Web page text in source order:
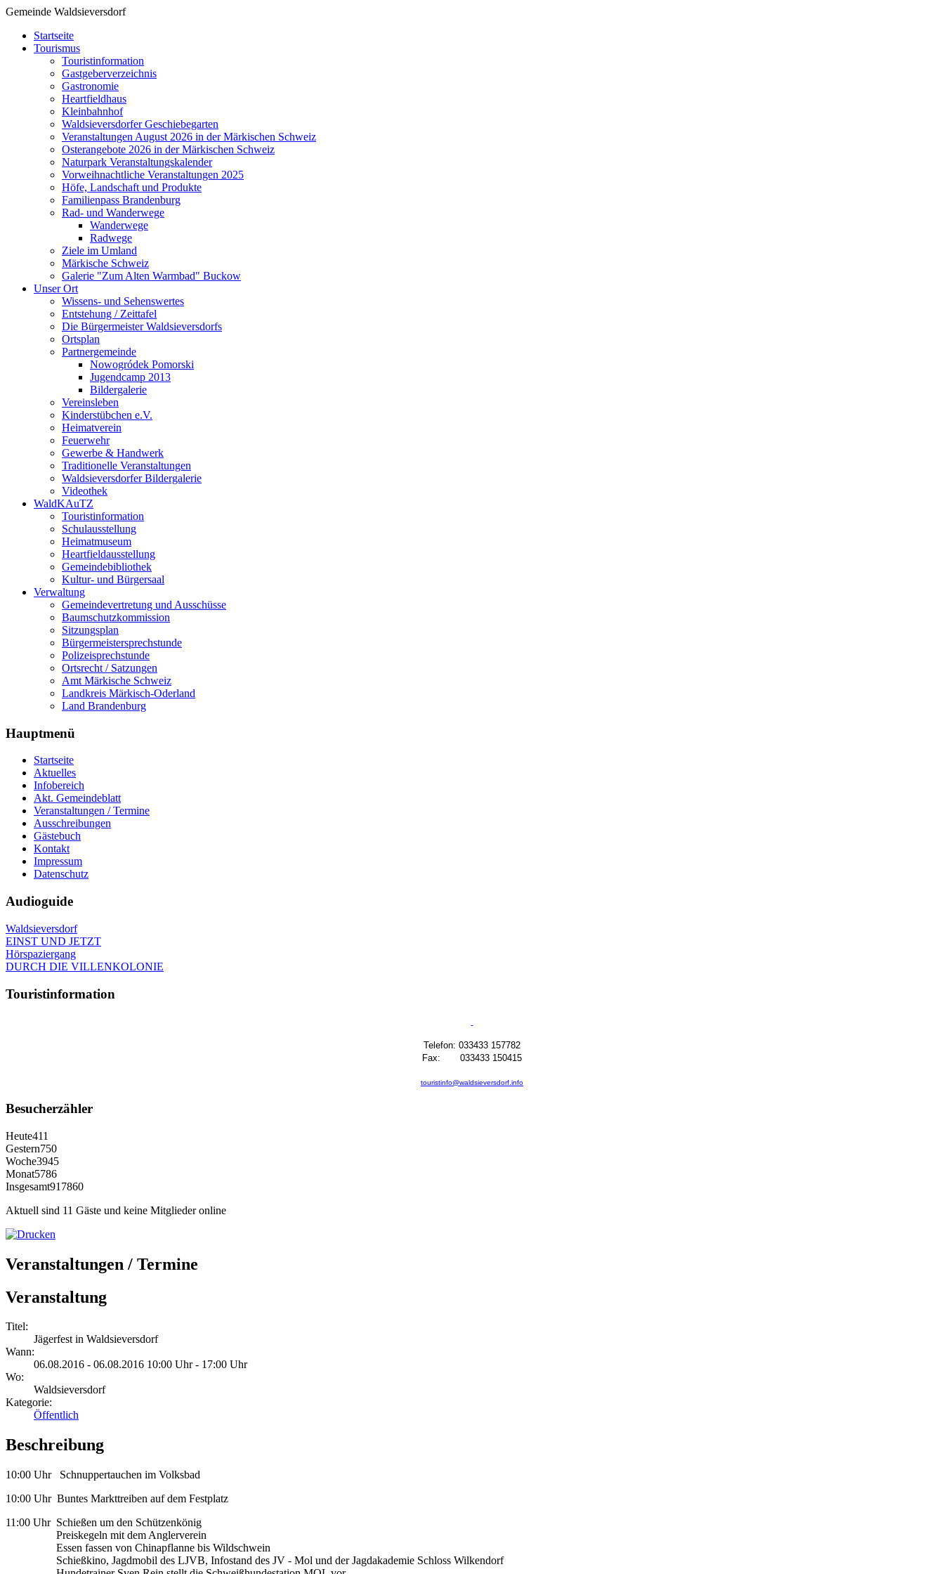
Gemeinde Waldsieversdorf
Startseite
Tourismus
Touristinformation
Gastgeberverzeichnis
Gastronomie
Heartfieldhaus
Kleinbahnhof
Waldsieversdorfer Geschiebegarten
Veranstaltungen August 2026 in der Märkischen Schweiz
Osterangebote 2026 in der Märkischen Schweiz
Naturpark Veranstaltungskalender
Vorweihnachtliche Veranstaltungen 2025
Höfe, Landschaft und Produkte
Familienpass Brandenburg
Rad- und Wanderwege
Wanderwege
Radwege
Ziele im Umland
Märkische Schweiz
Galerie "Zum Alten Warmbad" Buckow
Unser Ort
Wissens- und Sehenswertes
Entstehung / Zeittafel
Die Bürgermeister Waldsieversdorfs
Ortsplan
Partnergemeinde
Nowogródek Pomorski
Jugendcamp 2013
Bildergalerie
Vereinsleben
Kinderstübchen e.V.
Heimatverein
Feuerwehr
Gewerbe & Handwerk
Traditionelle Veranstaltungen
Waldsieversdorfer Bildergalerie
Videothek
WaldKAuTZ
Touristinformation
Schulausstellung
Heimatmuseum
Heartfieldausstellung
Gemeindebibliothek
Kultur- und Bürgersaal
Verwaltung
Gemeindevertretung und Ausschüsse
Baumschutzkommission
Sitzungsplan
Bürgermeistersprechstunde
Polizeisprechstunde
Ortsrecht / Satzungen
Amt Märkische Schweiz
Landkreis Märkisch-Oderland
Land Brandenburg
Hauptmenü
Startseite
Aktuelles
Infobereich
Akt. Gemeindeblatt
Veranstaltungen / Termine
Ausschreibungen
Gästebuch
Kontakt
Impressum
Datenschutz
Audioguide
Waldsieversdorf
EINST UND JETZT
Hörspaziergang
DURCH DIE VILLENKOLONIE
Touristinformation
Telefon: 033433 157782
Fax: 033433 150415
touristinfo@waldsieversdorf.info
Besucherzähler
Heute411
Gestern750
Woche3945
Monat5786
Insgesamt917860
Aktuell sind 11 Gäste und keine Mitglieder online
Veranstaltungen / Termine
Veranstaltung
Titel:
Jägerfest in Waldsieversdorf
Wann:
06.08.2016 - 06.08.2016 10:00 Uhr - 17:00 Uhr
Wo:
Waldsieversdorf
Kategorie:
Öffentlich
Beschreibung
10:00 Uhr Schnuppertauchen im Volksbad
10:00 Uhr Buntes Markttreiben auf dem Festplatz
11:00 Uhr Schießen um den Schützenkönig
Preiskegeln mit dem Anglerverein
Essen fassen von Chinapflanne bis Wildschwein
Schießkino, Jagdmobil des LJVB, Infostand des JV - Mol und der Jagdakademie Schloss Wilkendorf